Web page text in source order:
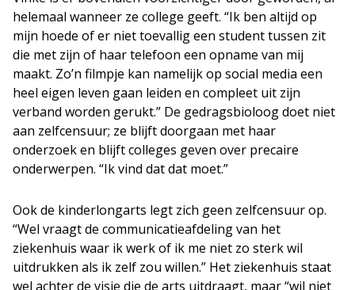
helemaal wanneer ze college geeft. “Ik ben altijd op
mijn hoede of er niet toevallig een student tussen zit
die met zijn of haar telefoon een opname van mij
maakt. Zo’n filmpje kan namelijk op social media een
heel eigen leven gaan leiden en compleet uit zijn
verband worden gerukt.” De gedragsbioloog doet niet
aan zelfcensuur; ze blijft doorgaan met haar
onderzoek en blijft colleges geven over precaire
onderwerpen. “Ik vind dat dat moet.”
Ook de kinderlongarts legt zich geen zelfcensuur op.
“Wel vraagt de communicatieafdeling van het
ziekenhuis waar ik werk of ik me niet zo sterk wil
uitdrukken als ik zelf zou willen.” Het ziekenhuis staat
wel achter de visie die de arts uitdraagt, maar “wil niet